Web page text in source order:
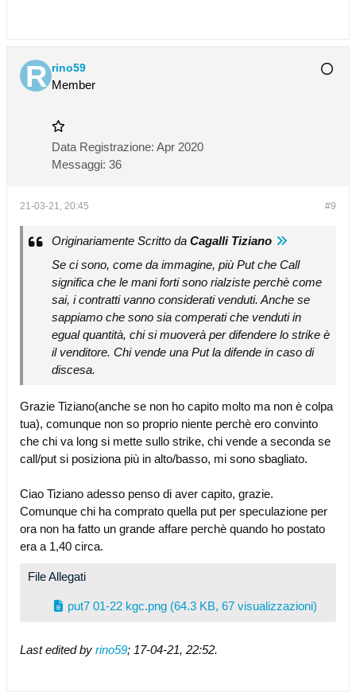
rino59
Member
Data Registrazione: Apr 2020
Messaggi: 36
#9
21-03-21, 20:45
Originariamente Scritto da Cagalli Tiziano
Se ci sono, come da immagine, più Put che Call
significa che le mani forti sono rialziste perchè come
sai, i contratti vanno considerati venduti. Anche se
sappiamo che sono sia comperati che venduti in
egual quantità, chi si muoverà per difendere lo strike è
il venditore. Chi vende una Put la difende in caso di
discesa.
Grazie Tiziano(anche se non ho capito molto ma non è colpa
tua), comunque non so proprio niente perchè ero convinto
che chi va long si mette sullo strike, chi vende a seconda se
call/put si posiziona più in alto/basso, mi sono sbagliato.
Ciao Tiziano adesso penso di aver capito, grazie.
Comunque chi ha comprato quella put per speculazione per
ora non ha fatto un grande affare perchè quando ho postato
era a 1,40 circa.
File Allegati
put7 01-22 kgc.png (64.3 KB, 67 visualizzazioni)
Last edited by rino59; 17-04-21, 22:52.